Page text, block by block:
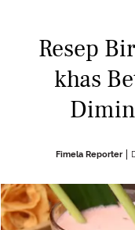
Resep
khas
Fimela Reporter